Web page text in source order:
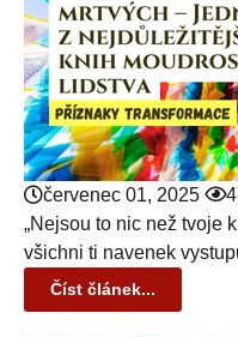
červenec 01, 2025
„Nejsou to nic než tvoje
všichni ti navenek
Číst článek...